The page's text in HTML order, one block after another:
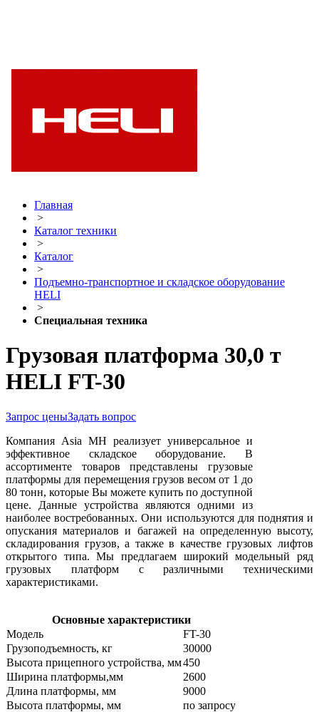
Главная
>
Каталог техники
>
Каталог
>
Подъемно-транспортное и складское оборудование
HELI
>
Специальная техника
Грузовая платформа 30,0 т
HELI FT-30
Запрос ценыЗадать вопрос
Компания Asia MH реализует универсальное и
эффективное складское оборудование. В
ассортименте товаров представлены грузовые
платформы для перемещения грузов весом от 1 до
80 тонн, которые Вы можете купить по доступной
цене. Данные устройства являются одними из
наиболее востребованных. Они используются для поднятия и
опускания материалов и багажей на определенную высоту,
складирования грузов, а также в качестве грузовых лифтов
открытого типа. Мы предлагаем широкий модельный ряд
грузовых платформ с различными техническими
характеристиками.
Основные характеристики
Модель
FT-30
Грузоподъемность, кг
30000
Высота прицепного устройства, мм450
Ширина платформы,мм
2600
Длина платформы, мм
9000
Высота платформы, мм
по запросу